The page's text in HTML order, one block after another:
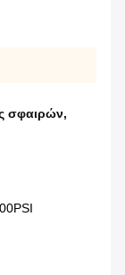
σφαιρών,